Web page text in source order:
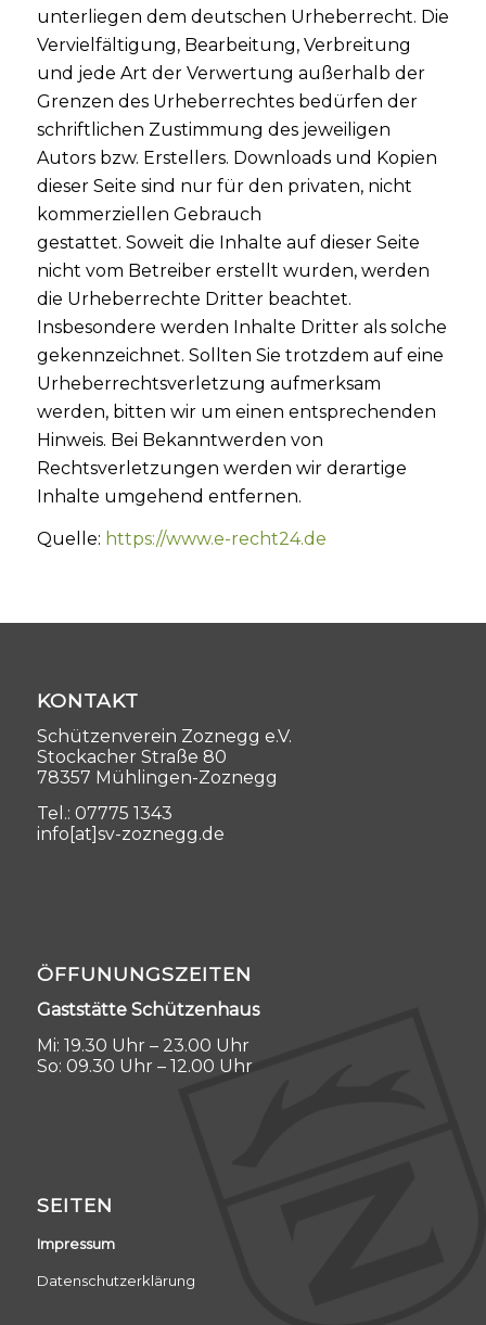
unterliegen dem deutschen Urheberrecht. Die
Vervielfältigung, Bearbeitung, Verbreitung
und jede Art der Verwertung außerhalb der
Grenzen des Urheberrechtes bedürfen der
schriftlichen Zustimmung des jeweiligen
Autors bzw. Erstellers. Downloads und Kopien
dieser Seite sind nur für den privaten, nicht
kommerziellen Gebrauch
gestattet. Soweit die Inhalte auf dieser Seite
nicht vom Betreiber erstellt wurden, werden
die Urheberrechte Dritter beachtet.
Insbesondere werden Inhalte Dritter als solche
gekennzeichnet. Sollten Sie trotzdem auf eine
Urheberrechtsverletzung aufmerksam
werden, bitten wir um einen entsprechenden
Hinweis. Bei Bekanntwerden von
Rechtsverletzungen werden wir derartige
Inhalte umgehend entfernen.
Quelle: https://www.e-recht24.de
KONTAKT
Schützenverein Zoznegg e.V.
Stockacher Straße 80
78357 Mühlingen-Zoznegg
Tel.: 07775 1343
info[at]sv-zoznegg.de
ÖFFUNUNGSZEITEN
Gaststätte Schützenhaus
Mi: 19.30 Uhr – 23.00 Uhr
So: 09.30 Uhr – 12.00 Uhr
SEITEN
Impressum
Datenschutzerklärung